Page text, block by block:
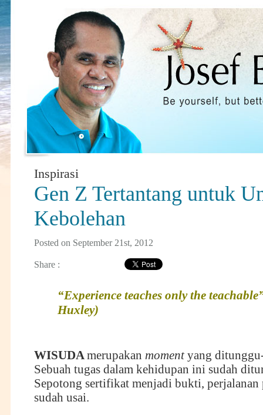
Inspirasi
Gen Z Tertantang untuk
Kebolehan
Posted on September 21st, 2012
Share :
“Experience teaches only the
Huxley)
WISUDAmerupakan momentyang
Sebuah tugas dalam kehidupan ini sudah
Sepotong sertifikat menjadi bukti,
sudah usai.